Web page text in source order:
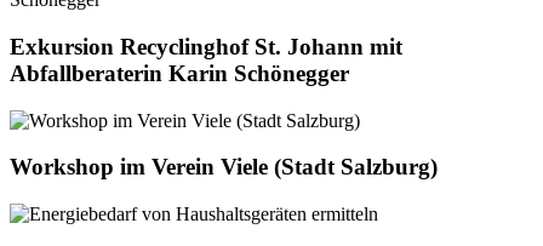
Exkursion Recyclinghof St. Johann mit
Abfallberaterin Karin Schönegger
Workshop im Verein Viele (Stadt Salzburg)